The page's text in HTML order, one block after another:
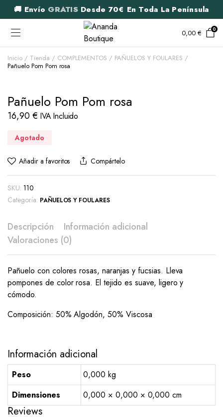
🚚 Envío GRATISDesde 70€ En Toda La Península
0,00 € 0
Inicio Tienda COMPLEMENTOS
PAÑUELOS Y FOULARES
Pañuelo Pom Pom rosa
Pañuelo Pom Pom rosa
16,90€ IVA Incluido
Agotado
Añadir a favoritos Compártelo
SKU: 110
Categoría: PAÑUELOS Y FOULARES
Descripción
Información adicional
Valoraciones (0)
Pañuelo con colores rosas, naranjas y fucsias. Lleva
pompones de color rosa. El tejido es suave, ligero y
cómodo.
Composición: 50% Algodón, 50% Viscosa
Información adicional
Peso
0,000 kg
Dimensiones
0,000 × 0,000 × 0,000 cm
Reviews